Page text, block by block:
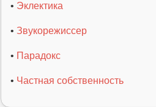
• Эклектика
• Звукорежиссер
• Парадокс
• Частная собственность